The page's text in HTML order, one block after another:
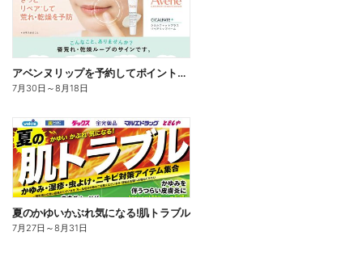
アベンヌリップを予約してポイントゲット!
7月30日 ～8月18日
夏のかゆいかぶれ気になる!肌トラブル
7月27日 ～8月31日